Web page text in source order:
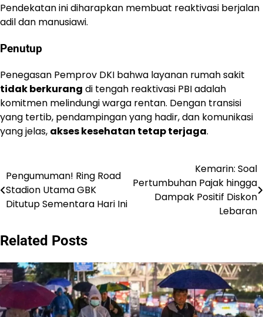
Pendekatan ini diharapkan membuat reaktivasi berjalan
adil dan manusiawi.
Penutup
Penegasan Pemprov DKI bahwa layanan rumah sakit
tidak berkurang di tengah reaktivasi PBI adalah
komitmen melindungi warga rentan. Dengan transisi
yang tertib, pendampingan yang hadir, dan komunikasi
yang jelas, akses kesehatan tetap terjaga.
Post
navigation
Pengumuman! Ring Road
Stadion Utama GBK
Ditutup Sementara Hari Ini
Kemarin: Soal
Pertumbuhan Pajak hingga
Dampak Positif Diskon
Lebaran
Related Posts